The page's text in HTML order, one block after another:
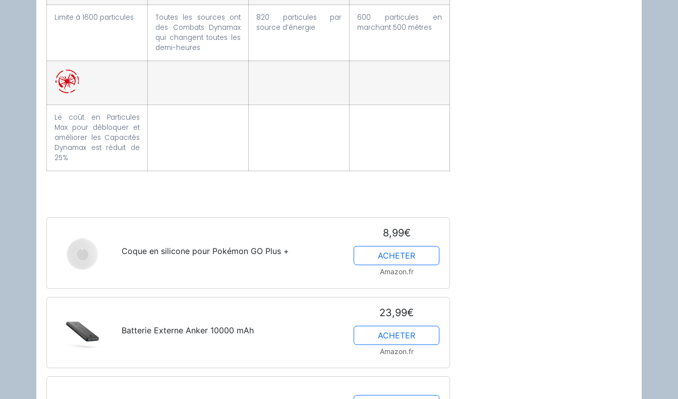
Limite à 1600 particules
Toutes les sources ont
des Combats Dynamax
qui changent toutes les
demi-heures
820 particules par
source d’énergie
600 particules en
marchant 500 mètres
Le coût en Particules
Max pour débloquer et
améliorer les Capacités
Dynamax est réduit de
25%
Coque en silicone pour Pokémon GO Plus +
8,99€
ACHETER
Amazon.fr
Batterie Externe Anker 10000 mAh
23,99€
ACHETER
Amazon.fr